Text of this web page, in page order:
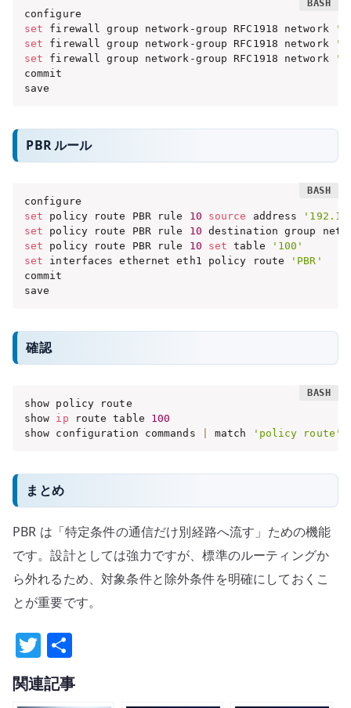
set firewall group network-group RFC1918 network
set firewall group network-group RFC1918 network
set firewall group network-group RFC1918 network
commit
save
PBR ルール
set policy route PBR rule 10 source address
set policy route PBR rule 10 destination group
set policy route PBR rule 10 set table
'100'
set interfaces ethernet eth1 policy route
'PBR'
commit
save
確認
show policy route
show ip route table 100
show configuration commands
match 'policy route'
まとめ
PBR は「特定条件の通信だけ別経路へ流す」ための機能
です。設計としては強力ですが、標準のルーティングか
ら外れるため、対象条件と除外条件を明確にしておくこ
とが重要です。
T
w
it
有
関連記事